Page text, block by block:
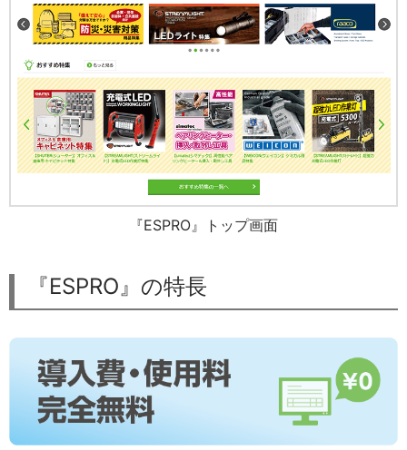
『ESPRO』トップ画面
『ESPRO』の特長